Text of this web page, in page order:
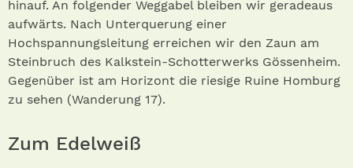
hinauf. An folgender Weggabel bleiben wir geradeaus
aufwärts. Nach Unterquerung einer
Hochspannungsleitung erreichen wir den Zaun am
Steinbruch des Kalkstein-Schotterwerks Gössenheim.
Gegenüber ist am Horizont die riesige Ruine Homburg
zu sehen (Wanderung 17).
Zum Edelweiß